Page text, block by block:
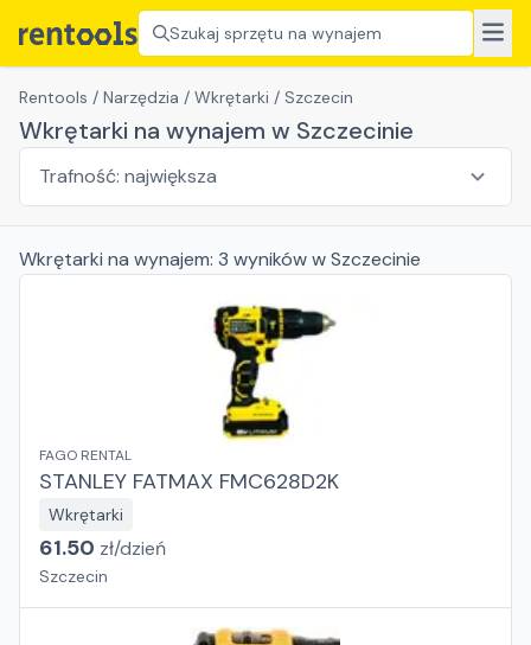
Szukaj sprzętu na wynajem
Rentools / Narzędzia / Wkrętarki / Szczecin
Wkrętarki na wynajem w Szczecinie
Wkrętarki na wynajem: 3 wynikóww Szczecinie
FAGO RENTAL
STANLEY FATMAX FMC628D2K
Wkrętarki
61.50 zł/dzień
Szczecin